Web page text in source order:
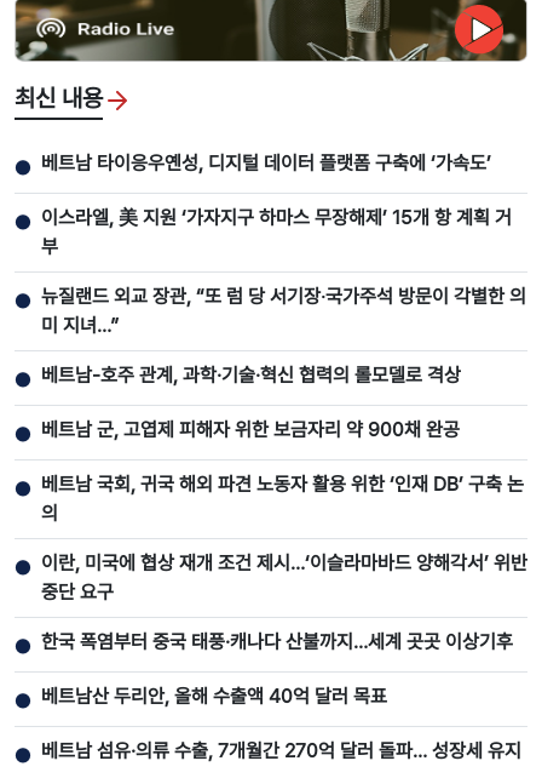
최신 내용
● 베트남 타이응우옌성, 디지털 데이터 플랫폼 구축에 ‘가속도’
● 이스라엘, 美 지원 ‘가자지구 하마스 무장해제’ 15개 항 계획 거
부
● 뉴질랜드 외교 장관, “또 럼 당 서기장‧국가주석 방문이 각별한 의
미 지녀…”
● 베트남-호주 관계, 과학·기술·혁신 협력의 롤모델로 격상
● 베트남 군, 고엽제 피해자 위한 보금자리 약 900채 완공
● 베트남 국회, 귀국 해외 파견 노동자 활용 위한 ‘인재 DB’ 구축 논
의
● 이란, 미국에 협상 재개 조건 제시…‘이슬라마바드 양해각서’ 위반
중단 요구
● 한국 폭염부터 중국 태풍·캐나다 산불까지…세계 곳곳 이상기후
● 베트남산 두리안, 올해 수출액 40억 달러 목표
● 베트남 섬유·의류 수출, 7개월간 270억 달러 돌파… 성장세 유지